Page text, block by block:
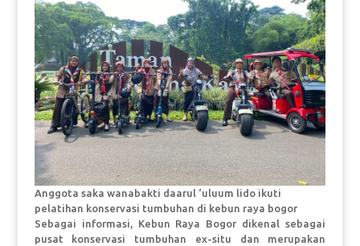
Anggota saka wanabakti daarul ‘uluum lido ikuti
pelatihan konservasi tumbuhan di kebun raya bogor
Sebagai informasi, Kebun Raya Bogor dikenal sebagai
pusat konservasi tumbuhan ex-situ dan merupakan